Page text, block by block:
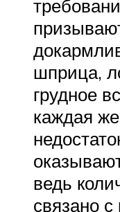
шприца,
грудное
каждая
ведь
связано